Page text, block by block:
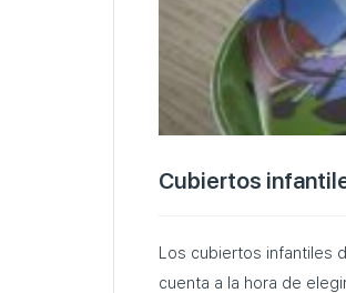
Cubiertos
Los cubiertos infantiles
cuenta a la hora de